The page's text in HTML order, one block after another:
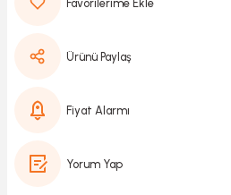
ve Bisiklet
Ürünü Paylaş
Fiyat Alarmı
Yorum Yap